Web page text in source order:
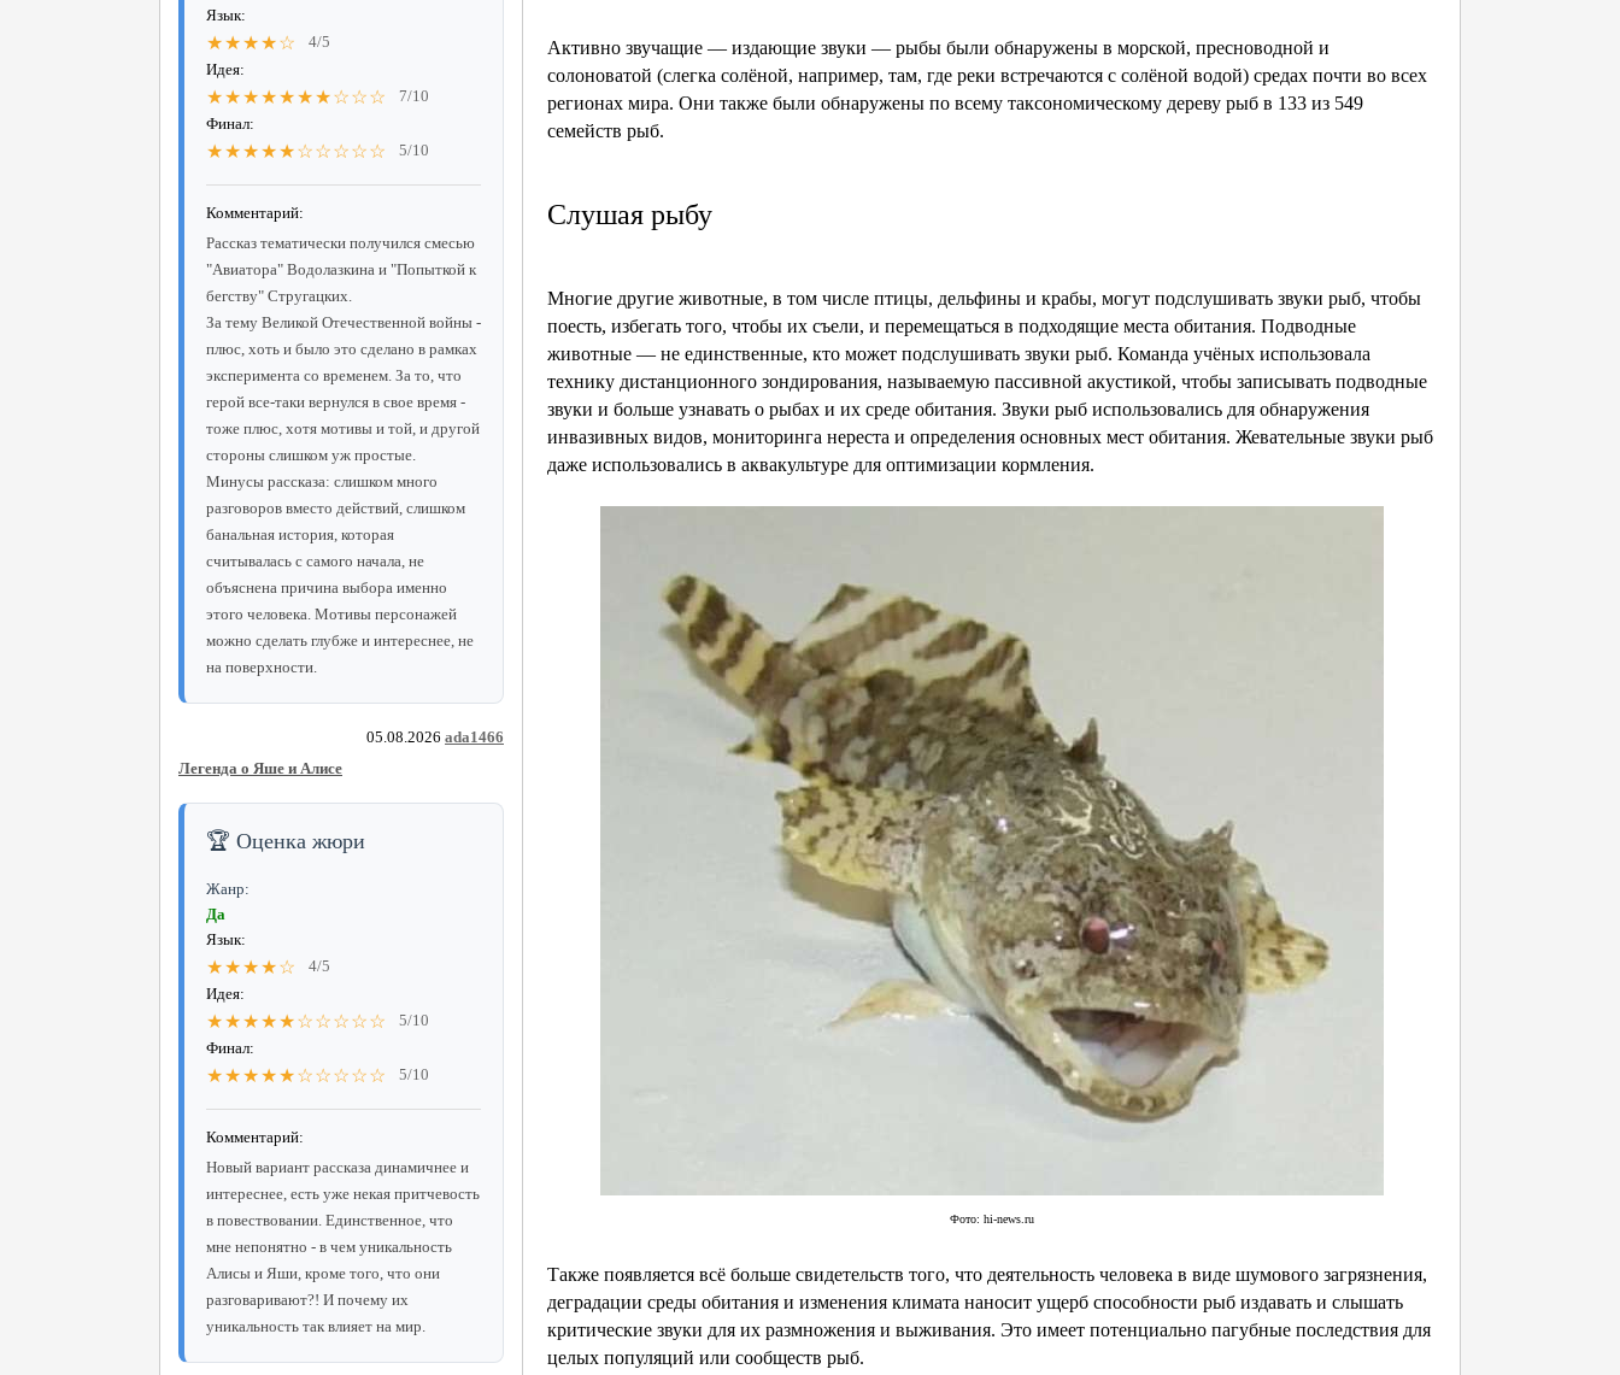
Язык:
★★★★☆
4/5
Идея:
★★★★★★★☆☆☆
7/10
Финал:
★★★★★☆☆☆☆☆ 5/10
Комментарий:
Рассказ тематически получился смесью
"Авиатора" Водолазкина и "Попыткой к
бегству" Стругацких.
За тему Великой Отечественной войны -
плюс, хоть и было это сделано в рамках
эксперимента со временем. За то, что
герой все-таки вернулся в свое время -
тоже плюс, хотя мотивы и той, и другой
стороны слишком уж простые.
Минусы рассказа: слишком много
разговоров вместо действий, слишком
банальная история, которая
считывалась с самого начала, не
объяснена причина выбора именно
этого человека. Мотивы персонажей
можно сделать глубже и интереснее, не
на поверхности.
05.08.2026 ada1466
Легенда о Яше и Алисе
🏆 Оценка жюри
Жанр:
Да
Язык:
★★★★☆
4/5
Идея:
★★★★★☆☆☆☆☆
5/10
Финал:
★★★★★☆☆☆☆☆ 5/10
Комментарий:
Новый вариант рассказа динамичнее и
интереснее, есть уже некая притчевость
в повествовании. Единственное, что
мне непонятно - в чем уникальность
Алисы и Яши, кроме того, что они
разговаривают?! И почему их
уникальность так влияет на мир.
Активно звучащие — издающие звуки — рыбы были обнаружены в морской, пресноводной и
солоноватой (слегка солёной, например, там, где реки встречаются с солёной водой) средах почти во всех
регионах мира. Они также были обнаружены по всему таксономическому дереву рыб в 133 из 549
семейств рыб.
Слушая рыбу
Многие другие животные, в том числе птицы, дельфины и крабы, могут подслушивать звуки рыб, чтобы
поесть, избегать того, чтобы их съели, и перемещаться в подходящие места обитания. Подводные
животные — не единственные, кто может подслушивать звуки рыб. Команда учёных использовала
технику дистанционного зондирования, называемую пассивной акустикой, чтобы записывать подводные
звуки и больше узнавать о рыбах и их среде обитания. Звуки рыб использовались для обнаружения
инвазивных видов, мониторинга нереста и определения основных мест обитания. Жевательные звуки рыб
даже использовались в аквакультуре для оптимизации кормления.
Фото: hi-news.ru
Также появляется всё больше свидетельств того, что деятельность человека в виде шумового загрязнения,
деградации среды обитания и изменения климата наносит ущерб способности рыб издавать и слышать
критические звуки для их размножения и выживания. Это имеет потенциально пагубные последствия для
целых популяций или сообществ рыб.